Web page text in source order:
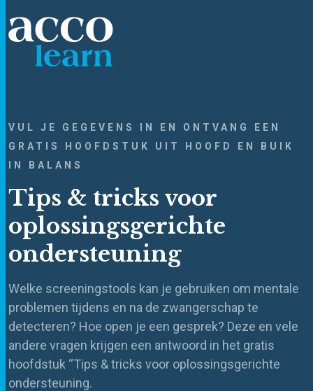
VUL JE GEGEVENS IN EN ONTVANG EEN
GRATIS HOOFDSTUK UIT HOOFD EN BUIK
IN BALANS
Tips & tricks voor
oplossingsgerichte
ondersteuning
Welke screeningstools kan je gebruiken om mentale
problemen tijdens en na de zwangerschap te
detecteren? Hoe open je een gesprek? Deze en vele
andere vragen krijgen een antwoord in het gratis
hoofdstuk “Tips & tricks voor oplossingsgerichte
ondersteuning.